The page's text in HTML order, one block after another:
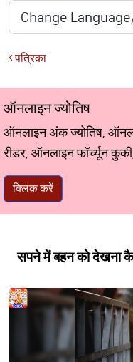
पत्रिका
ऑनलाइन ज्योतिष
ऑनलाइन अंक ज्योतिष,
रीडर, ऑनलाइन फॉर्च्यून
क्लिक करें
सपने में बहन को देखना